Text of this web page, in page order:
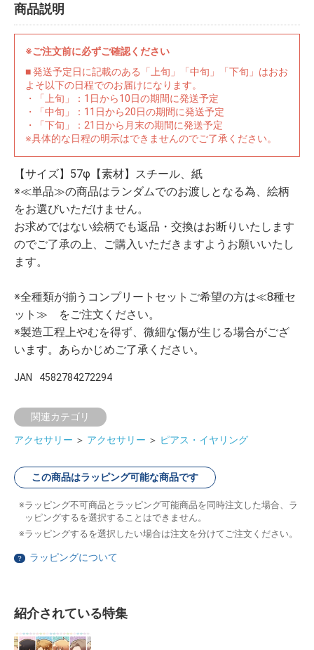
商品説明
※ご注文前に必ずご確認ください
■ 発送予定日に記載のある「上旬」「中旬」「下旬」はおお
よそ以下の日程でのお届けになります。
・「上旬」：1日から10日の期間に発送予定
・「中旬」：11日から20日の期間に発送予定
・「下旬」：21日から月末の期間に発送予定
※具体的な日程の明示はできませんのでご了承ください。
【サイズ】57φ【素材】スチール、紙
※≪単品≫の商品はランダムでのお渡しとなる為、絵柄
をお選びいただけません。
お求めではない絵柄でも返品・交換はお断りいたします
のでご了承の上、ご購入いただきますようお願いいたし
ます。
※全種類が揃うコンプリートセットご希望の方は≪8種セ
ット≫ をご注文ください。
※製造工程上やむを得ず、微細な傷が生じる場合がござ
います。あらかじめご了承ください。
JAN 4582784272294
関連カテゴリ
アクセサリー ＞ アクセサリー ＞ ピアス・イヤリング
この商品はラッピング可能な商品です
ラッピング不可商品とラッピング可能商品を同時注文した場合、ラ
ッピングするを選択することはできません。
ラッピングするを選択したい場合は注文を分けてご注文ください。
？ ラッピングについて
紹介されている特集
イラストレ
ーター
アダルトグ
ッズ